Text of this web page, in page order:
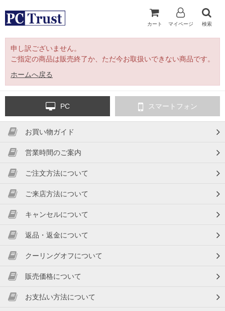
カート マイページ 検索
申し訳ございません。
ご指定の商品は販売終了か、ただ今お取扱いできない商品です。
ホームへ戻る
PC スマートフォン
お買い物ガイド
営業時間のご案内
ご注文方法について
ご来店方法について
キャンセルについて
返品・返金について
クーリングオフについて
販売価格について
お支払い方法について